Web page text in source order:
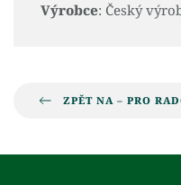
Výrobce: Český
ZPĚT NA – PRO